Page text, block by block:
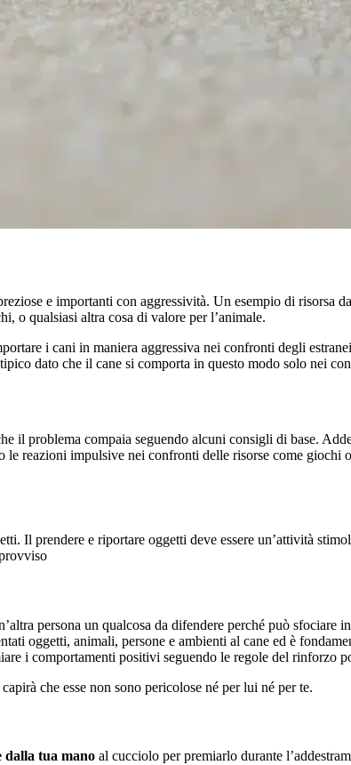
e importanti con aggressività. Un esempio di risorsa
o qualsiasi altra cosa di valore per l’animale.
i cani in maniera aggressiva nei confronti degli
dato che il cane si comporta in questo modo solo nei
il problema compaia seguendo alcuni consigli di base.
reazioni impulsive nei confronti delle risorse come giochi
Il prendere e riportare oggetti deve essere un’attività
persona un qualcosa da difendere perché può sfociare in
oggetti, animali, persone e ambienti al cane ed è
i comportamenti positivi seguendo le regole del rinforzo
che esse non sono pericolose né per lui né per te.
dalla tua mano al cucciolo per premiarlo durante